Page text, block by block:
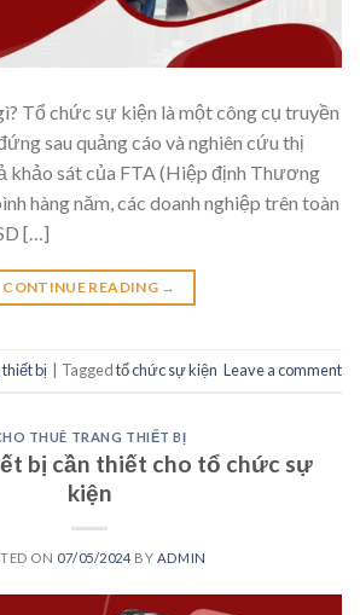
Tổ chức sự kiện là một công cụ truyền
sau quảng cáo và nghiên cứu thị
sát của FTA (Hiệp định Thương
hàng năm, các doanh nghiệp trên toàn
[…]
CONTINUE READING →
bị Taggedtổ chức sự kiện Leave a comment
THUÊ TRANG THIẾT BỊ
bị cần thiết cho tổ chức sự
kiện
ON 07/05/2024 BY ADMIN